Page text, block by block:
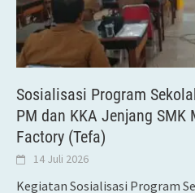
Sosialisasi Program
PM dan KKA Jenjang SMK
Factory (Tefa)
14 Juli 2026
Kegiatan Sosialisasi Program